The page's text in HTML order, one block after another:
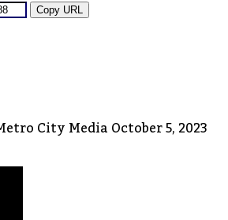
Copy URL
City MediaOctober 5, 2023